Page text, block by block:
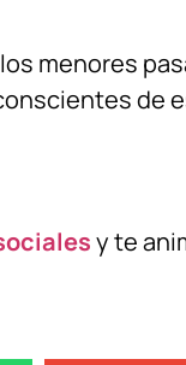
menores
de
y te